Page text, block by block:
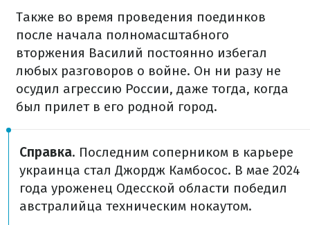
Также во время проведения поединков
после начала полномасштабного
вторжения Василий постоянно избегал
любых разговоров о войне. Он ни разу не
осудил агрессию России, даже тогда, когда
был прилет в его родной город.
Справка. Последним соперником в карьере
украинца стал Джордж Камбосос. В мае 2024
года уроженец Одесской области победил
австралийца техническим нокаутом.